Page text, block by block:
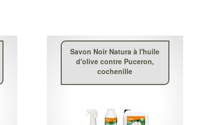
Savon Noir Natura à l'huile
d'olive contre Puceron,
cochenille